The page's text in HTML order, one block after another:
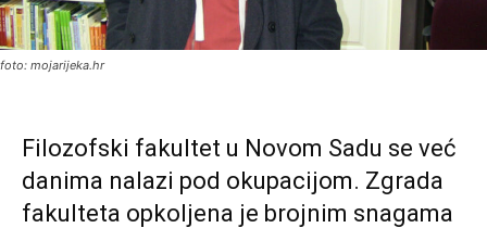
foto: mojarijeka.hr
Filozofski fakultet u Novom Sadu se već
danima nalazi pod okupacijom. Zgrada
fakulteta opkoljena je brojnim snagama